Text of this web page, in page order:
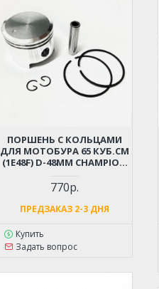
ПОРШЕНЬ С КОЛЬЦАМИ
ДЛЯ МОТОБУРА 65 КУБ.СМ
(1E48F) D-48ММ CHAMPION
AE70D, AE75D; HUTER GGD-
62; ADA DRILL 7
770р.
ПРЕДЗАКАЗ 2-3 ДНЯ
Купить
Задать вопрос